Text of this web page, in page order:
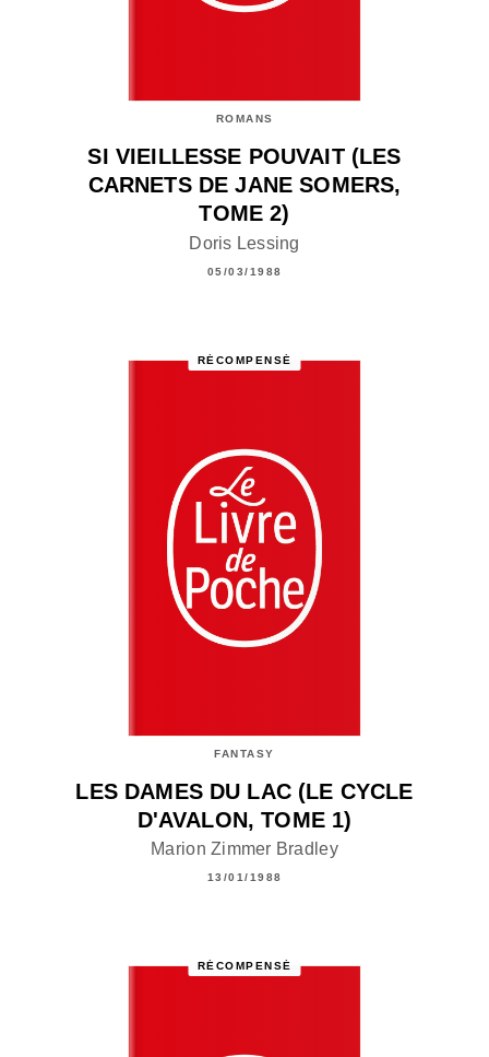
ROMANS
SI VIEILLESSE POUVAIT (LES
CARNETS DE JANE SOMERS,
TOME 2)
Doris Lessing
05/03/1988
RÉCOMPENSÉ
FANTASY
LES DAMES DU LAC (LE CYCLE
D'AVALON, TOME 1)
Marion Zimmer Bradley
13/01/1988
RÉCOMPENSÉ